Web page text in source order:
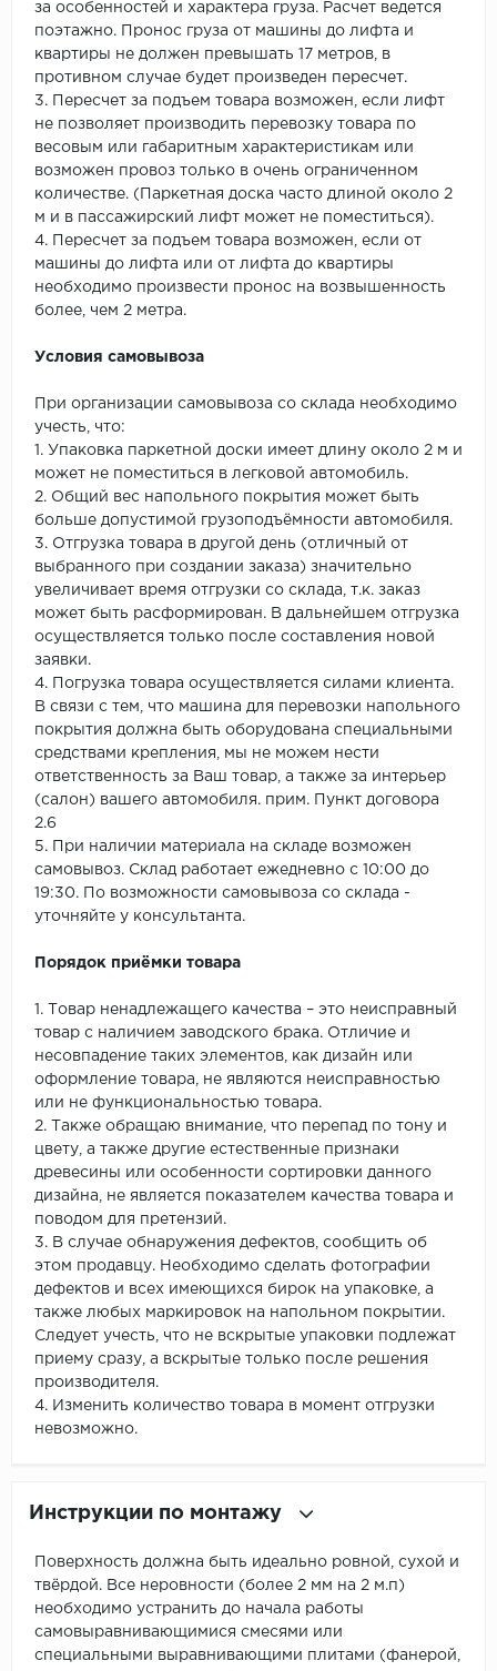
за особенностей и характера груза. Расчет ведется
поэтажно. Пронос груза от машины до лифта и
квартиры не должен превышать 17 метров, в
противном случае будет произведен пересчет.
3. Пересчет за подъем товара возможен, если лифт
не позволяет производить перевозку товара по
весовым или габаритным характеристикам или
возможен провоз только в очень ограниченном
количестве. (Паркетная доска часто длиной около 2
м и в пассажирский лифт может не поместиться).
4. Пересчет за подъем товара возможен, если от
машины до лифта или от лифта до квартиры
необходимо произвести пронос на возвышенность
более, чем 2 метра.
Условия самовывоза
При организации самовывоза со склада необходимо
учесть, что:
1. Упаковка паркетной доски имеет длину около 2 м и
может не поместиться в легковой автомобиль.
2. Общий вес напольного покрытия может быть
больше допустимой грузоподъёмности автомобиля.
3. Отгрузка товара в другой день (отличный от
выбранного при создании заказа) значительно
увеличивает время отгрузки со склада, т.к. заказ
может быть расформирован. В дальнейшем отгрузка
осуществляется только после составления новой
заявки.
4. Погрузка товара осуществляется силами клиента.
В связи с тем, что машина для перевозки напольного
покрытия должна быть оборудована специальными
средствами крепления, мы не можем нести
ответственность за Ваш товар, а также за интерьер
(салон) вашего автомобиля. прим. Пункт договора
2.6
5. При наличии материала на складе возможен
самовывоз. Склад работает ежедневно с 10:00 до
19:30. По возможности самовывоза со склада -
уточняйте у консультанта.
Порядок приёмки товара
1. Товар ненадлежащего качества – это неисправный
товар с наличием заводского брака. Отличие и
несовпадение таких элементов, как дизайн или
оформление товара, не являются неисправностью
или не функциональностью товара.
2. Также обращаю внимание, что перепад по тону и
цвету, а также другие естественные признаки
древесины или особенности сортировки данного
дизайна, не является показателем качества товара и
поводом для претензий.
3. В случае обнаружения дефектов, сообщить об
этом продавцу. Необходимо сделать фотографии
дефектов и всех имеющихся бирок на упаковке, а
также любых маркировок на напольном покрытии.
Следует учесть, что не вскрытые упаковки подлежат
приему сразу, а вскрытые только после решения
производителя.
4. Изменить количество товара в момент отгрузки
невозможно.
Инструкции по монтажу
Поверхность должна быть идеально ровной, сухой и
твёрдой. Все неровности (более 2 мм на 2 м.п)
необходимо устранить до начала работы
самовыравнивающимися смесями или
специальными выравнивающими плитами (фанерой,